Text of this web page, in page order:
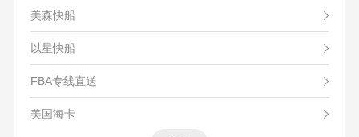
美森快船
以星快船
FBA专线直送
美国海卡